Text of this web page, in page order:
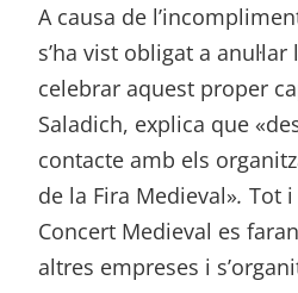
A causa de
s’ha vist obligat a
celebrar aquest proper
Saladich, explica que
contacte amb els
de la Fira Medieval». Tot
Concert Medieval es
altres empreses i